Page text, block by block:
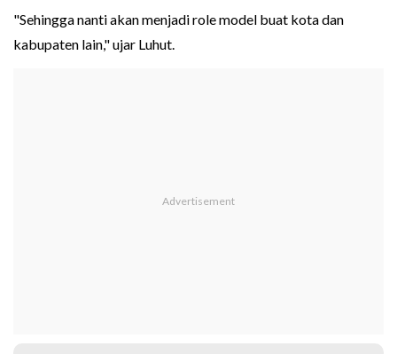
"Sehingga nanti akan menjadi role model buat kota dan
kabupaten lain," ujar Luhut.